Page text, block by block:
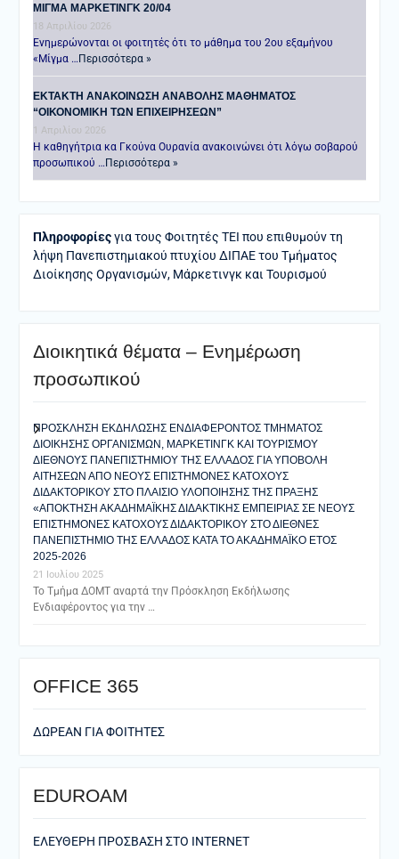
ΜΙΓΜΑ ΜΑΡΚΕΤΙΝΓΚ 20/04
18 Απριλίου 2026
Ενημερώνονται οι φοιτητές ότι το μάθημα του 2ου εξαμήνου
«Μίγμα …Περισσότερα »
ΕΚΤΑΚΤΗ ΑΝΑΚΟΙΝΩΣΗ ΑΝΑΒΟΛΗΣ ΜΑΘΗΜΑΤΟΣ
“ΟΙΚΟΝΟΜΙΚΗ ΤΩΝ ΕΠΙΧΕΙΡΗΣΕΩΝ”
1 Απριλίου 2026
Η καθηγήτρια κα Γκούνα Ουρανία ανακοινώνει ότι λόγω σοβαρού
προσωπικού …Περισσότερα »
Πληροφορίεςγια τους Φοιτητές ΤΕΙ που επιθυμούν τη
λήψη Πανεπιστημιακού πτυχίου ΔΙΠΑΕ του Τμήματος
Διοίκησης Οργανισμών, Μάρκετινγκ και Τουρισμού
Διοικητικά θέματα – Ενημέρωση
προσωπικού
ΠΡΟΣΚΛΗΣΗ ΕΚΔΗΛΩΣΗΣ ΕΝΔΙΑΦΕΡΟΝΤΟΣ ΤΜΗΜΑΤΟΣ
ΔΙΟΙΚΗΣΗΣ ΟΡΓΑΝΙΣΜΩΝ, ΜΑΡΚΕΤΙΝΓΚ ΚΑΙ ΤΟΥΡΙΣΜΟΥ
ΔΙΕΘΝΟΥΣ ΠΑΝΕΠΙΣΤΗΜΙΟΥ ΤΗΣ ΕΛΛΑΔΟΣ ΓΙΑ ΥΠΟΒΟΛΗ
ΑΙΤΗΣΕΩΝ ΑΠΟ ΝΕΟΥΣ ΕΠΙΣΤΗΜΟΝΕΣ ΚΑΤΟΧΟΥΣ
ΔΙΔΑΚΤΟΡΙΚΟΥ ΣΤΟ ΠΛΑΙΣΙΟ ΥΛΟΠΟΙΗΣΗΣ ΤΗΣ ΠΡΑΞΗΣ
«ΑΠΟΚΤΗΣΗ ΑΚΑΔΗΜΑΪΚΗΣ ΔΙΔΑΚΤΙΚΗΣ ΕΜΠΕΙΡΙΑΣ ΣΕ ΝΕΟΥΣ
ΕΠΙΣΤΗΜΟΝΕΣ ΚΑΤΟΧΟΥΣ ΔΙΔΑΚΤΟΡΙΚΟΥ ΣΤΟ ΔΙΕΘΝΕΣ
ΠΑΝΕΠΙΣΤΗΜΙΟ ΤΗΣ ΕΛΛΑΔΟΣ ΚΑΤΑ ΤΟ ΑΚΑΔΗΜΑΪΚΟ ΕΤΟΣ
2025-2026
21 Ιουλίου 2025
Το Τμήμα ΔΟΜΤ αναρτά την Πρόσκληση Εκδήλωσης
Ενδιαφέροντος για την …
ΟFFICE 365
ΔΩΡΕΑΝ ΓΙΑ ΦΟΙΤΗΤΕΣ
EDUROAM
ΕΛΕΥΘΕΡΗ ΠΡΟΣΒΑΣΗ ΣΤΟ ΙΝΤΕRNET